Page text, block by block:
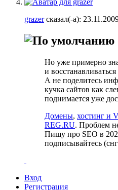
grazerсказал(-а):
Но уже примерно
и восстанавливаться
А не поделитесь
кучка сайтов как
поднимается уже
Домены, хостинг и
REG.RU. Проблем
Пишу про SEO в
подписывайтесь
Вход
Регистрация